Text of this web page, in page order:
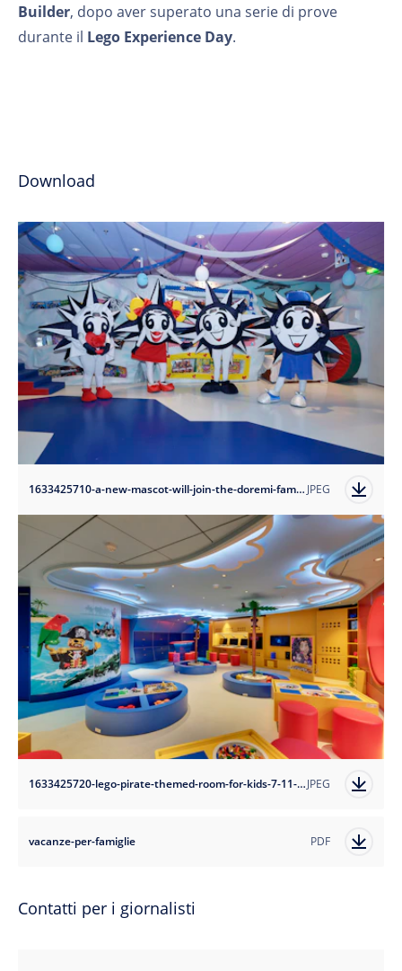
Builder, dopo aver superato una serie di prove
durante il Lego Experience Day.
Download
1633425710-a-new-mascot-will-join-the-doremi-family-on-msc-seaview2?auto=format JPEG
1633425720-lego-pirate-themed-room-for-kids-7-11-res?auto=formatJPEG
vacanze-per-famiglie PDF
Contatti per i giornalisti